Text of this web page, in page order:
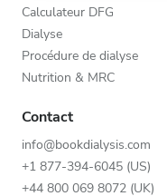
Excellent
Calculateur DFG
Dialyse
Procédure de dialyse
Nutrition & MRC
Contact
info@bookdialysis.com
+1 877-394-6045 (US)
+44 800 069 8072 (UK)